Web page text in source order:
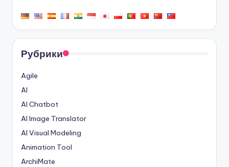
Рубрики
Agile
AI
AI Chatbot
AI Image Translator
AI Visual Modeling
Animation Tool
ArchiMate